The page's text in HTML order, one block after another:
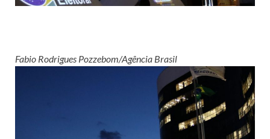
Fabio Rodrigues Pozzebom/Agência Brasil